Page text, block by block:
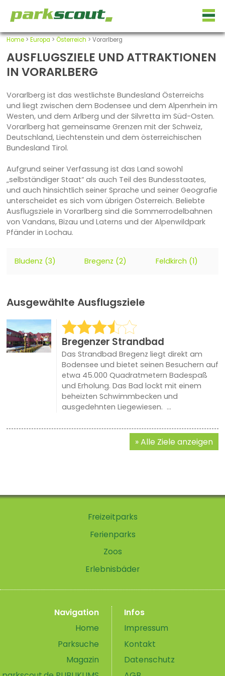
Home> Europa > Österreich > Vorarlberg
AUSFLUGSZIELE UND ATTRAKTIONEN
IN VORARLBERG
Vorarlberg ist das westlichste Bundesland Österreichs
und liegt zwischen dem Bodensee und dem Alpenrhein im
Westen, und dem Arlberg und der Silvretta im Süd-Osten.
Vorarlberg hat gemeinsame Grenzen mit der Schweiz,
Deutschland, Liechtenstein und dem österreichischen
Bundesland Tirol.
Aufgrund seiner Verfassung ist das Land sowohl
„selbständiger Staat“ als auch Teil des Bundesstaates,
und auch hinsichtlich seiner Sprache und seiner Geografie
unterscheidet es sich vom übrigen Österreich. Beliebte
Ausflugsziele in Vorarlberg sind die Sommerrodelbahnen
von Vandans, Bizau und Laterns und der Alpenwildpark
Pfänder in Lochau.
Bludenz (3) Bregenz (2) Feldkirch (1)
Ausgewählte Ausflugsziele
Bregenzer Strandbad
Das Strandbad Bregenz liegt direkt am
Bodensee und bietet seinen Besuchern auf
etwa 45.000 Quadratmetern Badespaß
und Erholung. Das Bad lockt mit einem
beheizten Schwimmbecken und
ausgedehnten Liegewiesen. ...
Alle Ziele anzeigen
Freizeitparks
Ferienparks
Zoos
Erlebnisbäder
Navigation
Home
Parksuche
Magazin
Infos
Impressum
Kontakt
Datenschutz